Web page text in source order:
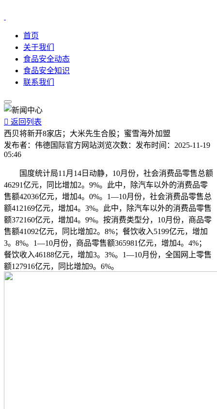
首页
关于我们
食品安全动态
食品安全知识
联系我们
 返回列表
西贝将新开8家店；大米先生合股；蜜雪海外加盟
发布者： 伟德国际官方网站浏览次数： 发布时间： 2025-11-19
05:46
国度统计局11月14日动静，10月份，社会消费品零售总额
46291亿元，同比增加2。9%。此中，除汽车以外的消费品零
售额42036亿元，增加4。0%。1—10月份，社会消费品零售总
额412169亿元，增加4。3%。此中，除汽车以外的消费品零售
额372160亿元，增加4。9%。按消费类型分，10月份，商品零
售额41092亿元，同比增加2。8%；餐饮收入5199亿元，增加
3。8%。1—10月份，商品零售额365981亿元，增加4。4%；
餐饮收入46188亿元，增加3。3%。1—10月份，全国网上零售
额127916亿元，同比增加9。6%。